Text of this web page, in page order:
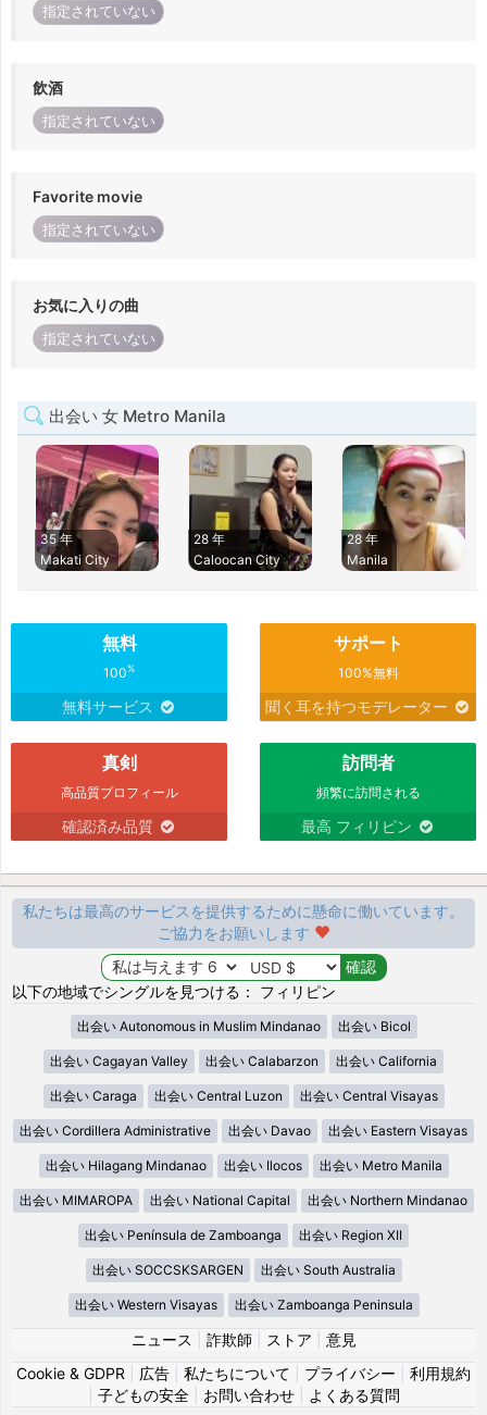
指定されていない
飲酒
指定されていない
Favorite movie
指定されていない
お気に入りの曲
指定されていない
出会い 女 Metro Manila
35 年
Makati City
28 年
Caloocan City
28 年
Manila
無料
100%
無料サービス
サポート
100%無料
聞く耳を持つモデレーター
真剣
高品質プロフィール
確認済み品質
訪問者
頻繁に訪問される
最高 フィリピン
私たちは最高のサービスを提供するために懸命に働いています。
ご協力をお願いします
以下の地域でシングルを見つける： フィリピン
出会い Autonomous in Muslim Mindanao 出会い Bicol
出会い Cagayan Valley 出会い Calabarzon 出会い California
出会い Caraga 出会い Central Luzon 出会い Central Visayas
出会い Cordillera Administrative 出会い Davao 出会い Eastern Visayas
出会い Hilagang Mindanao 出会い Ilocos 出会い Metro Manila
出会い MIMAROPA 出会い National Capital 出会い Northern Mindanao
出会い Península de Zamboanga 出会い Region XII
出会い SOCCSKSARGEN 出会い South Australia
出会い Western Visayas 出会い Zamboanga Peninsula
ニュース 詐欺師 ストア
意見
Cookie & GDPR
広告 私たちについて プライバシー
利用規約
子どもの安全| お問い合わせ| よくある質問